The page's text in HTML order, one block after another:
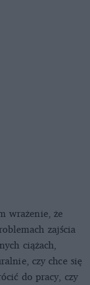
wrażenie, że
zajścia
ciążach,
czy chce się
do pracy, czy